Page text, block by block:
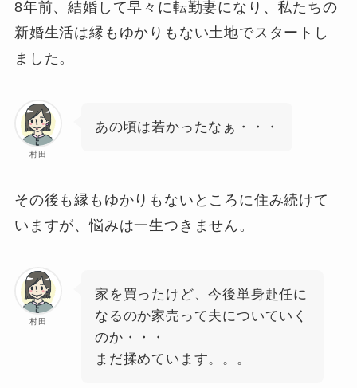
8年前、結婚して早々に転勤妻になり、私たちの
新婚生活は縁もゆかりもない土地でスタートし
ました。
村田
あの頃は若かったなぁ・・・
その後も縁もゆかりもないところに住み続けて
いますが、悩みは一生つきません。
村田
家を買ったけど、今後単身赴任に
なるのか家売って夫についていく
のか・・・
まだ揉めています。。。